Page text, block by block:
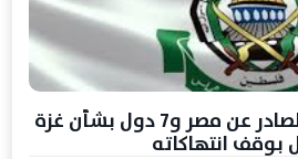
حماس تثمن البيان الصادر عن مصر و7 دول بشأن غزة
بوقف انتهاكاته